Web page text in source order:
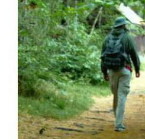
Disfrutar de la
en 2026